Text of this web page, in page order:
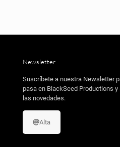
Newsletter
Suscríbete a nuestra Newsletter
pasa en BlackSeed Productions
las novedades.
Alta